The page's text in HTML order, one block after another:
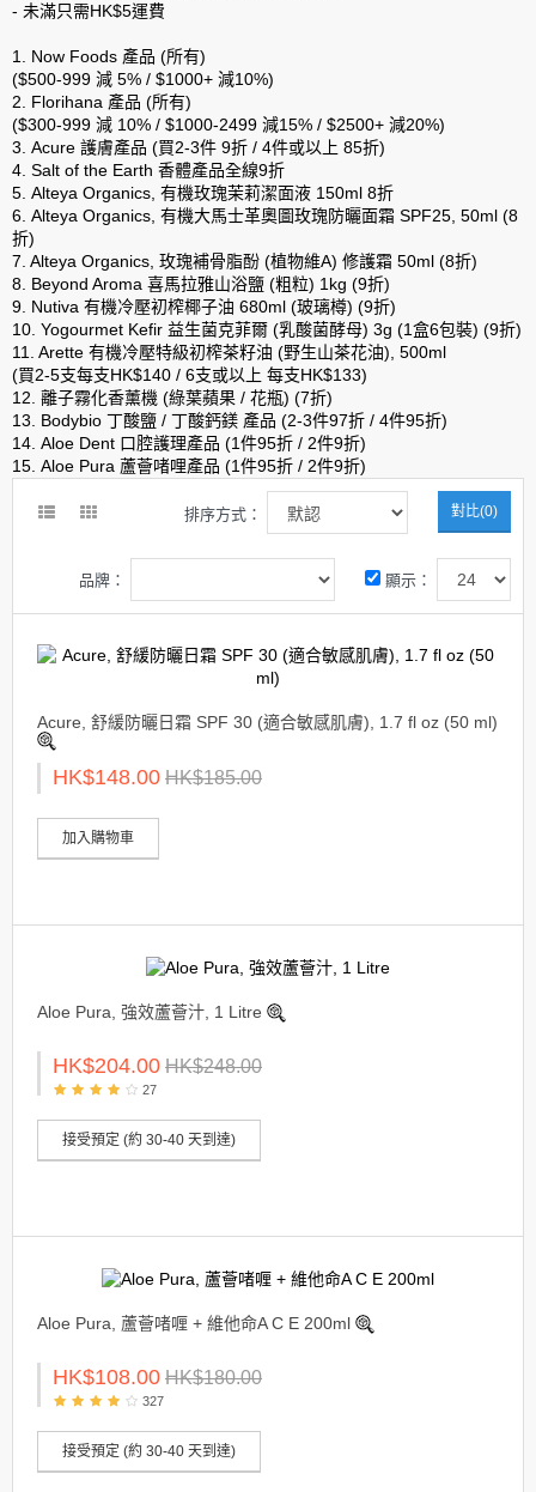
- 未滿只需HK$5運費
1. Now Foods 產品 (所有)
($500-999 減 5% / $1000+ 減10%)
2. Florihana 產品 (所有)
($300-999 減 10% / $1000-2499 減15% / $2500+ 減20%)
3. Acure 護膚產品 (買2-3件 9折 / 4件或以上 85折)
4. Salt of the Earth 香體產品全線9折
5. Alteya Organics, 有機玫瑰茉莉潔面液 150ml 8折
6. Alteya Organics, 有機大馬士革奧圖玫瑰防曬面霜 SPF25, 50ml (8
折)
7. Alteya Organics, 玫瑰補骨脂酚 (植物維A) 修護霜 50ml (8折)
8. Beyond Aroma 喜馬拉雅山浴鹽 (粗粒) 1kg (9折)
9. Nutiva 有機冷壓初榨椰子油 680ml (玻璃樽) (9折)
10. Yogourmet Kefir 益生菌克菲爾 (乳酸菌酵母) 3g (1盒6包裝) (9折)
11. Arette 有機冷壓特級初榨茶籽油 (野生山茶花油), 500ml
(買2-5支每支HK$140 / 6支或以上 每支HK$133)
12. 離子霧化香薰機 (綠葉蘋果 / 花瓶) (7折)
13. Bodybio 丁酸鹽 / 丁酸鈣鎂 產品 (2-3件97折 / 4件95折)
14. Aloe Dent 口腔護理產品 (1件95折 / 2件9折)
15. Aloe Pura 蘆薈啫哩產品 (1件95折 / 2件9折)
對比(0)
排序方式：
顯示：
品牌：
Acure, 舒緩防曬日霜 SPF 30 (適合敏感肌膚), 1.7 fl oz (50 ml)
HK$148.00 HK$185.00
加入購物車
Aloe Pura, 強效蘆薈汁, 1 Litre
HK$204.00 HK$248.00
27
接受預定 (約 30-40 天到達)
Aloe Pura, 蘆薈啫喱 + 維他命A C E 200ml
HK$108.00 HK$180.00
327
接受預定 (約 30-40 天到達)